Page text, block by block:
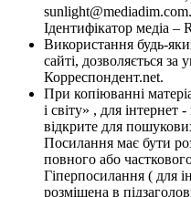
Ідентифікатор медіа –
Використання будь-
сайті, дозволяється
Корреспондент.net.
При копіюванні
і світу» , для
відкрите для
Посилання має бути
повного або
Гіперпосилання ( для
розміщена в